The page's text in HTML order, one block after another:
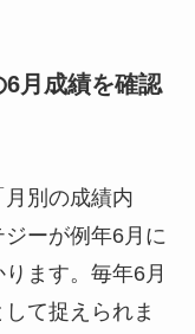
月成績を確認
別の成績内
ーが例年6月に
ます。毎年6月
て捉えられま